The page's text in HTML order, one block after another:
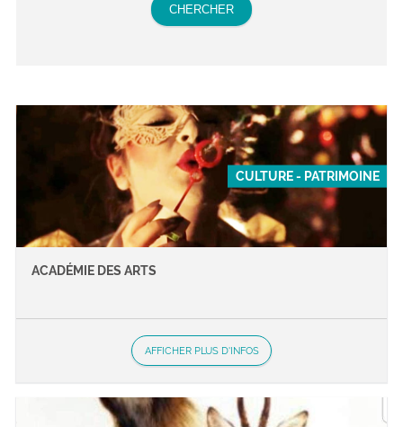
CULTURE - PATRIMOINE
ACADÉMIE DES ARTS
AFFICHER PLUS D'INFOS